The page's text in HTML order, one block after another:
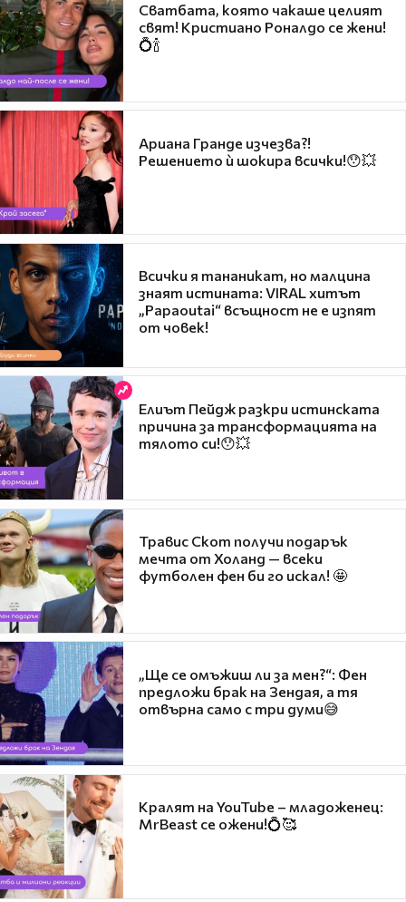
Сватбата, която чакаше целият
свят! Кристиано Роналдо се жени!
💍🍾
Ариана Гранде изчезва?!
Решението ѝ шокира всички!😯💥
Всички я тананикат, но малцина
знаят истината: VIRAL хитът
„Papaoutai“ всъщност не е изпят
от човек!
Елиът Пейдж разкри истинската
причина за трансформацията на
тялото си!😯💥
Травис Скот получи подарък
мечта от Холанд — всеки
футболен фен би го искал! 🤩
„Ще се омъжиш ли за мен?“: Фен
предложи брак на Зендая, а тя
отвърна само с три думи😅
Кралят на YouTube – младоженец:
MrBeast се ожени!💍🥰